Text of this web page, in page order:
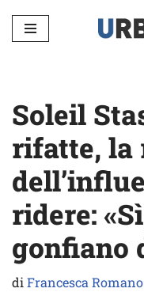
Vai
Soleil
rifatte, la
ridere:
gonfiano
diFrancesca Romano